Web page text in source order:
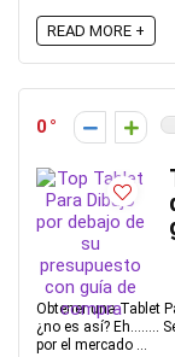
READ MORE +
0
Obtener una Tablet
¿no es así? Eh……..
por el mercado ...